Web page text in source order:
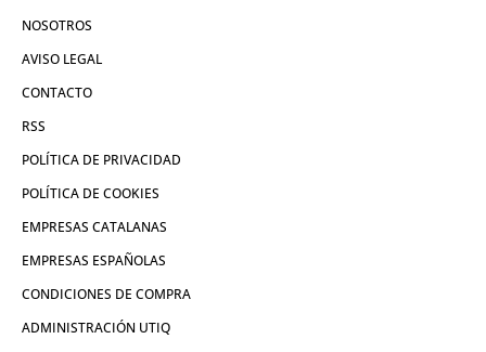
NOSOTROS
AVISO LEGAL
CONTACTO
RSS
POLÍTICA DE PRIVACIDAD
POLÍTICA DE COOKIES
EMPRESAS CATALANAS
EMPRESAS ESPAÑOLAS
CONDICIONES DE COMPRA
ADMINISTRACIÓN UTIQ